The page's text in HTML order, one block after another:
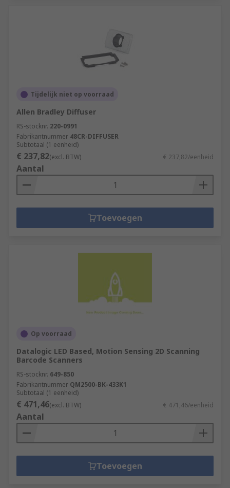
Tijdelijk niet op voorraad
Allen Bradley Diffuser
RS-stocknr. 220-0991
Fabrikantnummer 48CR-DIFFUSER
Subtotaal (1 eenheid)
€ 237,82(excl. BTW) € 237,82/eenheid
Aantal
Toevoegen
Op voorraad
Datalogic LED Based, Motion Sensing 2D Scanning
Barcode Scanners
RS-stocknr. 649-850
Fabrikantnummer QM2500-BK-433K1
Subtotaal (1 eenheid)
€ 471,46(excl. BTW) € 471,46/eenheid
Aantal
Toevoegen